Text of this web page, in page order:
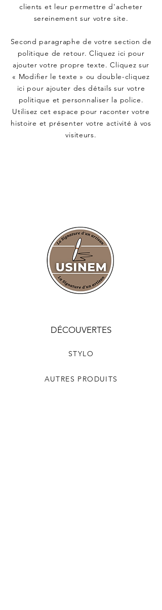
clients et leur permettre d'acheter
sereinement sur votre site.
Second paragraphe de votre section de
politique de retour. Cliquez ici pour
ajouter votre propre texte. Cliquez sur
« Modifier le texte » ou double-cliquez
ici pour ajouter des détails sur votre
politique et personnaliser la police.
Utilisez cet espace pour raconter votre
histoire et présenter votre activité à vos
visiteurs.
DÉCOUVERTES
STYLO
AUTRES PRODUITS